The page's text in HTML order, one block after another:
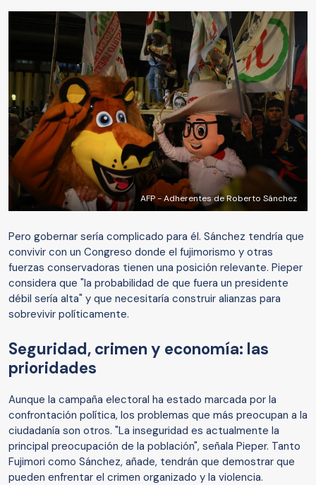
AFP - Adherentes de Roberto Sánchez
Pero gobernar sería complicado para él. Sánchez tendría que
convivir con un Congreso donde el fujimorismo y otras
fuerzas conservadoras tienen una posición relevante. Pieper
considera que "la probabilidad de que fuera un presidente
débil sería alta" y que necesitaría construir alianzas para
sobrevivir políticamente.
Seguridad, crimen y economía: las
prioridades
Aunque la campaña electoral ha estado marcada por la
confrontación política, los problemas que más preocupan a la
ciudadanía son otros. "La inseguridad es actualmente la
principal preocupación de la población", señala Pieper. Tanto
Fujimori como Sánchez, añade, tendrán que demostrar que
pueden enfrentar el crimen organizado y la violencia.